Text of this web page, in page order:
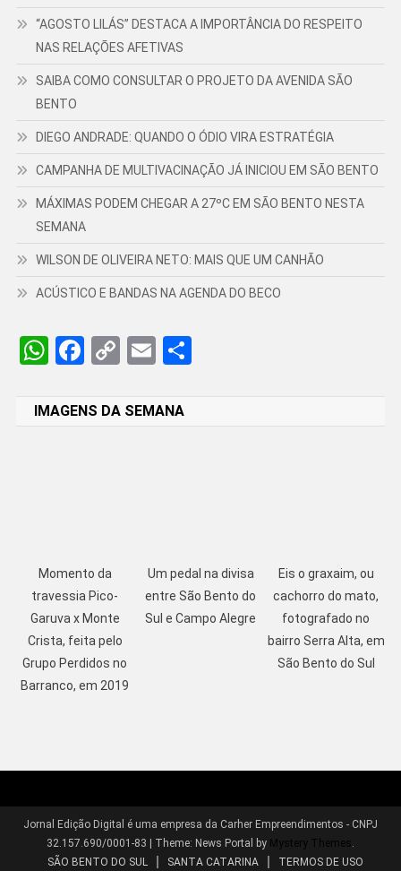
“AGOSTO LILÁS” DESTACA A IMPORTÂNCIA DO RESPEITO
NAS RELAÇÕES AFETIVAS
SAIBA COMO CONSULTAR O PROJETO DA AVENIDA SÃO
BENTO
DIEGO ANDRADE: QUANDO O ÓDIO VIRA ESTRATÉGIA
CAMPANHA DE MULTIVACINAÇÃO JÁ INICIOU EM SÃO BENTO
MÁXIMAS PODEM CHEGAR A 27ºC EM SÃO BENTO NESTA
SEMANA
WILSON DE OLIVEIRA NETO: MAIS QUE UM CANHÃO
ACÚSTICO E BANDAS NA AGENDA DO BECO
WhatsApp
Facebook
CopyEmailShare
IMAGENS DA SEMANA
Momento da
travessia Pico-
Garuva x Monte
Crista, feita pelo
Grupo Perdidos no
Barranco, em 2019
Um pedal na divisa
entre São Bento do
Sul e Campo Alegre
Eis o graxaim, ou
cachorro do mato,
fotografado no
bairro Serra Alta, em
São Bento do Sul
Jornal Edição Digital é uma empresa da Carher Empreendimentos - CNPJ
32.157.690/0001-83
Theme: News Portal by Mystery Themes .
SÃO BENTO DO SUL
SANTA CATARINA
TERMOS DE USO